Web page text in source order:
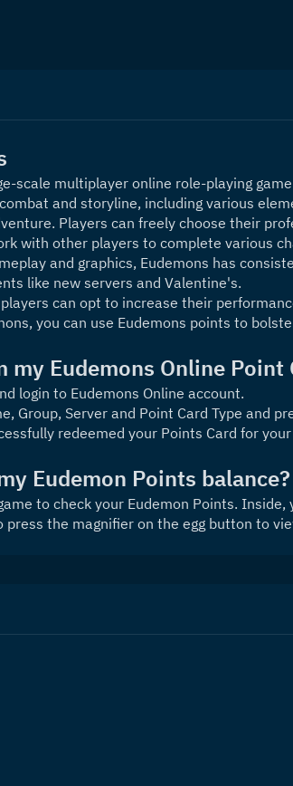
scale multiplayer online role-playing
and storyline, including various
Players can freely choose their
with other players to complete various
and graphics, Eudemons has
like new servers and Valentine's.
players can opt to increase their
you can use Eudemons points to
my Eudemons Online Point
login to Eudemons Online account.
Group, Server and Point Card Type and
redeemed your Points Card for
Eudemon Points balance?
to check your Eudemon Points. Inside,
press the magnifier on the egg button to